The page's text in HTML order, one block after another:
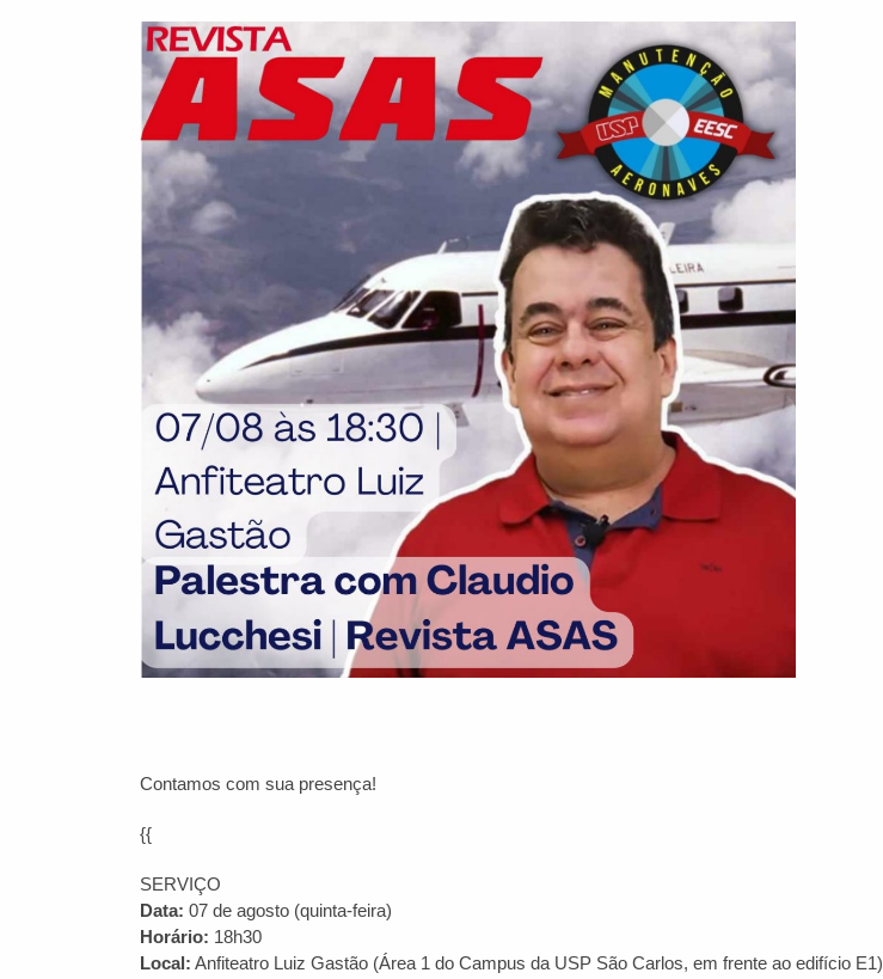
Contamos com sua presença!
{{
SERVIÇO
Data: 07 de agosto (quinta-feira)
Horário: 18h30
Local: Anfiteatro Luiz Gastão (Área 1 do Campus da USP São Carlos, em frente ao edifício E1)